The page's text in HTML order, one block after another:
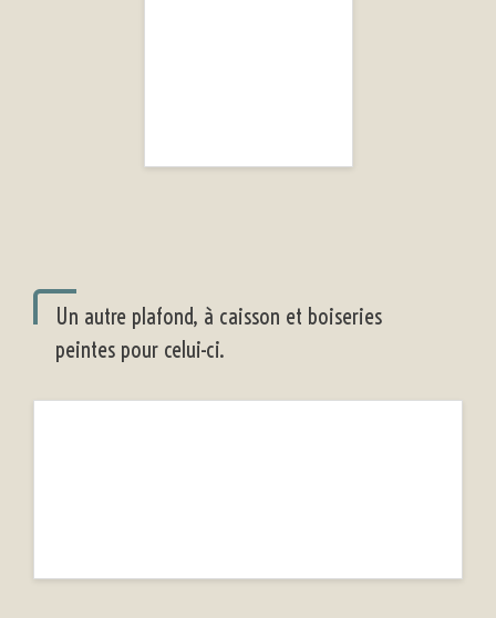
Un autre plafond, à caisson et boiseries
peintes pour celui-ci.